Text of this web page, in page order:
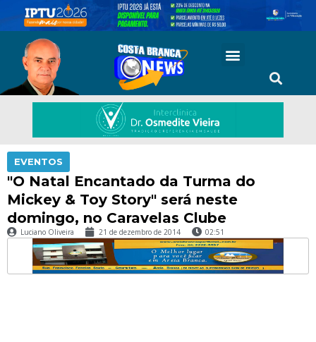
EVENTOS
"O Natal Encantado da Turma do
Mickey & Toy Story" será neste
domingo, no Caravelas Clube
Luciano Oliveira 21 de dezembro de 2014 02:51